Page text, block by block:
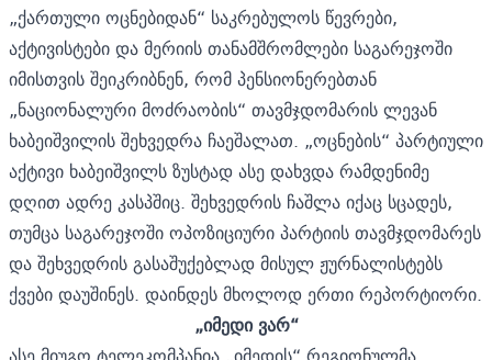
„ქართული ოცნებიდან“ საკრებულოს წევრები,
აქტივისტები და მერიის თანამშრომლები საგარეჯოში
იმისთვის შეიკრიბნენ, რომ პენსიონერებთან
„ნაციონალური მოძრაობის“ თავმჯდომარის ლევან
ხაბეიშვილის შეხვედრა ჩაეშალათ. „ოცნების“ პარტიული
აქტივი ხაბეიშვილს ზუსტად ასე დახვდა რამდენიმე
დღით ადრე კასპშიც. შეხვედრის ჩაშლა იქაც სცადეს,
თუმცა საგარეჯოში ოპოზიციური პარტიის თავმჯდომარეს
და შეხვედრის გასაშუქებლად მისულ ჟურნალისტებს
ქვები დაუშინეს. დაინდეს მხოლოდ ერთი რეპორტიორი.
„იმედი ვარ“